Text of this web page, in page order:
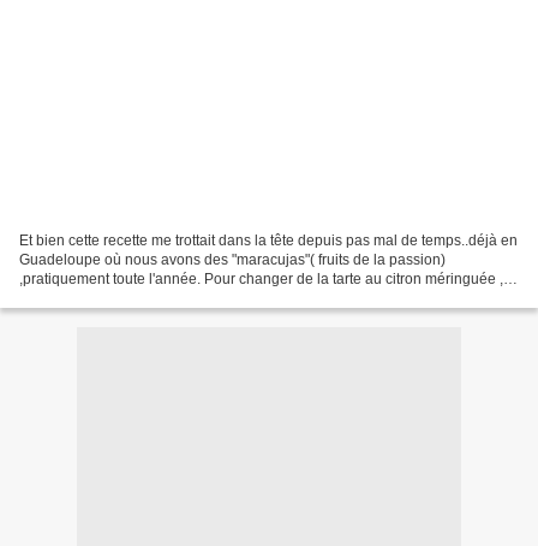
Et bien cette recette me trottait dans la tête depuis pas mal de temps..déjà en
Guadeloupe où nous avons des "maracujas"( fruits de la passion)
,pratiquement toute l'année. Pour changer de la tarte au citron méringuée ,je